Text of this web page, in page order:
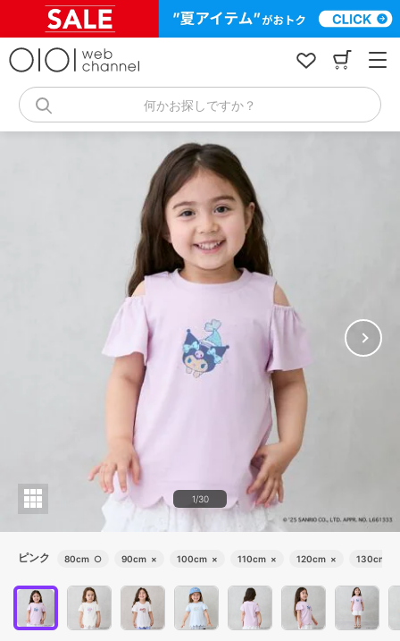
キ
何かお探しですか？
1/30
ピンク 80cm ○ 90cm × 100cm × 110cm × 120cm × 130cm